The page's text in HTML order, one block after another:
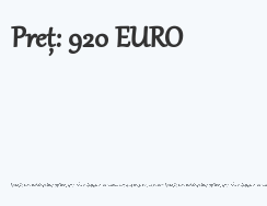
Preț: 920 EURO